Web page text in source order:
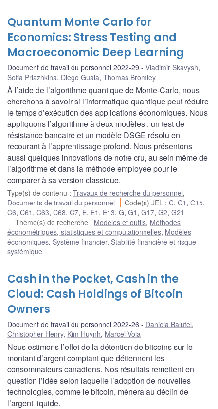
Quantum Monte Carlo for
Economics: Stress Testing and
Macroeconomic Deep Learning
Document de travail du personnel 2022-29 Vladimir Skavysh,
Sofia Priazhkina, Diego Guala, Thomas Bromley
À l’aide de l’algorithme quantique de Monte-Carlo, nous
cherchons à savoir si l’informatique quantique peut réduire
le temps d’exécution des applications économiques. Nous
appliquons l’algorithme à deux modèles : un test de
résistance bancaire et un modèle DSGE résolu en
recourant à l’apprentissage profond. Nous présentons
aussi quelques innovations de notre cru, au sein même de
l’algorithme et dans la méthode employée pour le
comparer à sa version classique.
Type(s) de contenu : Travaux de recherche du personnel,
Documents de travail du personnel
Code(s) JEL :C,C1 ,C15,
C6, C61 , C63, C68, C7, E, E1 , E13, G, G1 , G17, G2, G21
Thème(s) de recherche : Modèles et outils, Méthodes
économétriques, statistiques et computationnelles, Modèles
économiques, Système financier, Stabilité financière et risque
systémique
Cash in the Pocket, Cash in the
Cloud: Cash Holdings of Bitcoin
Owners
Document de travail du personnel 2022-26 Daniela Balutel,
Christopher Henry, Kim Huynh, Marcel Voia
Nous estimons l’effet de la détention de bitcoins sur le
montant d’argent comptant que détiennent les
consommateurs canadiens. Nos résultats remettent en
question l’idée selon laquelle l’adoption de nouvelles
technologies, comme le bitcoin, mènera au déclin de
l’argent liquide.